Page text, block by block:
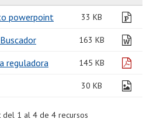
powerpoint 33 KB pptx
163 KB docx
reguladora 145 KB pdf
30 KB jpg
del 1 al 4 de 4 recursos